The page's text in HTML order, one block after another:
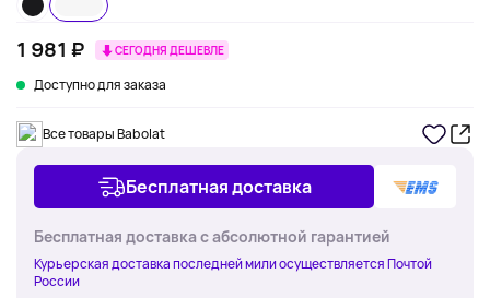
1 981 ₽ СЕГОДНЯ ДЕШЕВЛЕ
Доступно для заказа
Все товары Babolat
Бесплатная доставка
Бесплатная доставка с абсолютной гарантией
Курьерская доставка последней мили осуществляется Почтой
России